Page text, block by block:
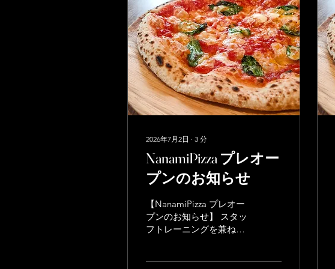
2026年7月2日 ∙ 3 分
NanamiPizza プレオー
プンのお知らせ
【NanamiPizza プレオー
プンのお知らせ】 スタッ
フトレーニングを兼ね